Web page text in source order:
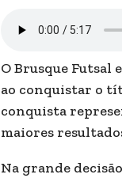
O Brusque Futsal
ao conquistar o
conquista
maiores
Na grande